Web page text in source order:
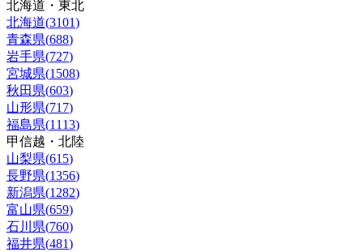
北海道・東北
北海道(3101)
青森県(688)
岩手県(727)
宮城県(1508)
秋田県(603)
山形県(717)
福島県(1113)
甲信越・北陸
山梨県(615)
長野県(1356)
新潟県(1282)
富山県(659)
石川県(760)
福井県(481)